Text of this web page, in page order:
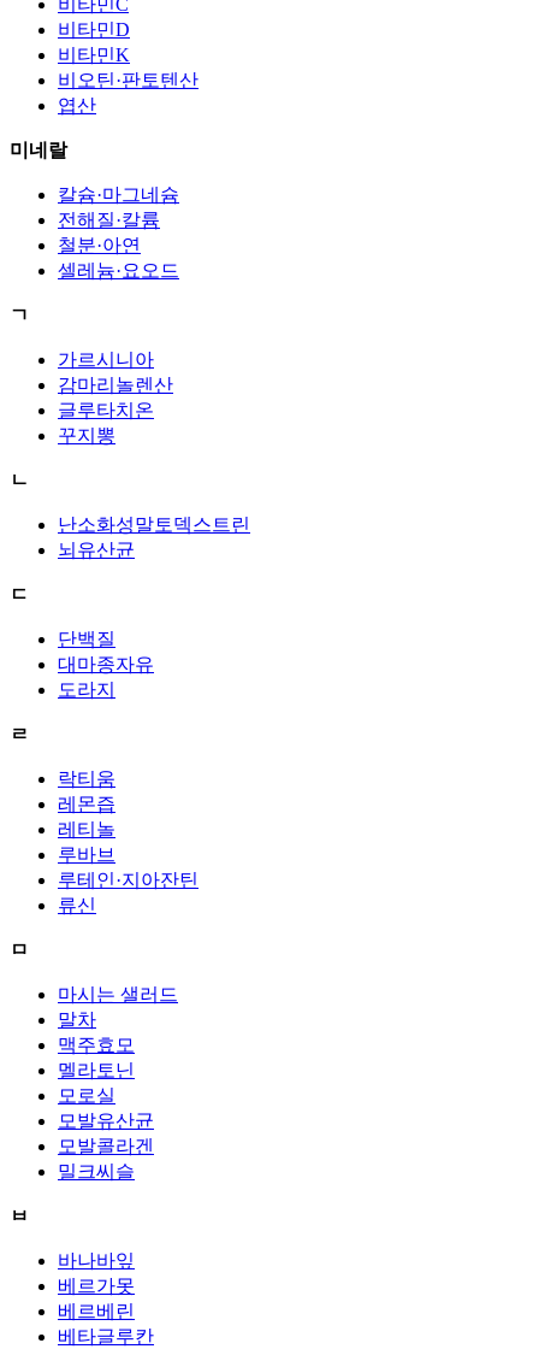
비타민D
비타민K
비오틴·판토텐산
엽산
미네랄
칼슘·마그네슘
전해질·칼륨
철분·아연
셀레늄·요오드
ㄱ
가르시니아
감마리놀렌산
글루타치온
꾸지뽕
ㄴ
난소화성말토덱스트린
뇌유산균
ㄷ
단백질
대마종자유
도라지
ㄹ
락티움
레몬즙
레티놀
루바브
루테인·지아잔틴
류신
ㅁ
마시는 샐러드
말차
맥주효모
멜라토닌
모로실
모발유산균
모발콜라겐
밀크씨슬
ㅂ
바나바잎
베르가못
베르베린
베타글루칸